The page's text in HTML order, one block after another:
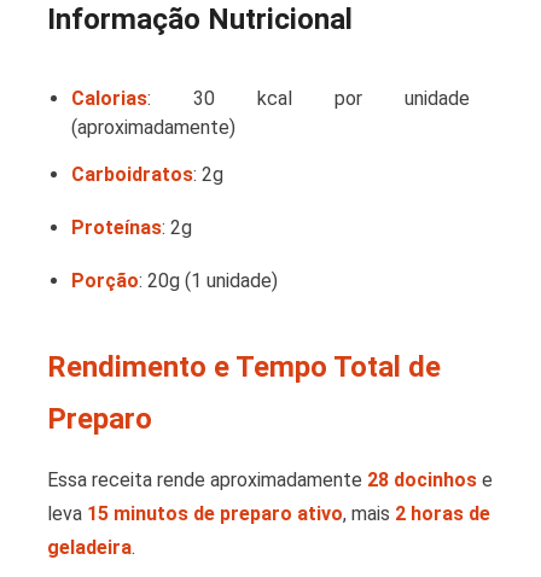
Informação Nutricional
Calorias: 30 kcal por unidade
(aproximadamente)
Carboidratos: 2g
Proteínas: 2g
Porção: 20g (1 unidade)
Rendimento e Tempo Total de
Preparo
Essa receita rende aproximadamente 28 docinhos e
leva 15 minutos de preparo ativo, mais 2 horas de
geladeira.